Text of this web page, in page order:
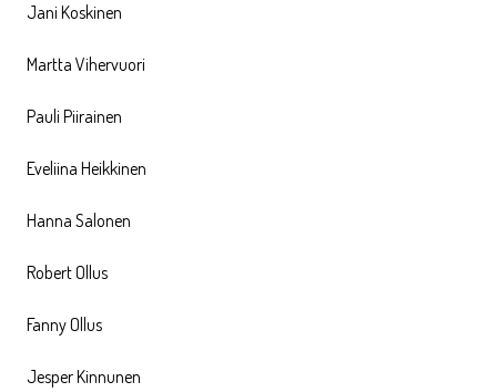
Jani Koskinen
Martta Vihervuori
Pauli Piirainen
Eveliina Heikkinen
Hanna Salonen
Robert Ollus
Fanny Ollus
Jesper Kinnunen